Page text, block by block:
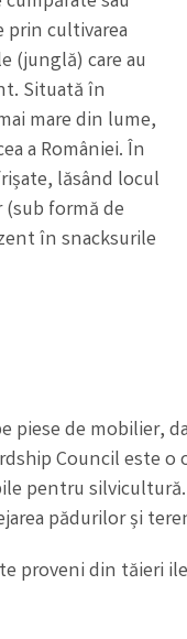
cultivarea
(junglă) care au
Situată în
mare din lume,
a României. În
lăsând locul
formă de
în snacksurile
piese de mobilier,
Council este
pentru
pădurilor și
proveni din tăieri